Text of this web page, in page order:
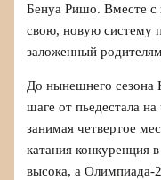
Бенуа Ришо. Вместе с
свою, новую систему
заложенный
До нынешнего сезона
шаге от пьедестала
занимая четвертое
катания конкуренция
высока, а Олимпиада-